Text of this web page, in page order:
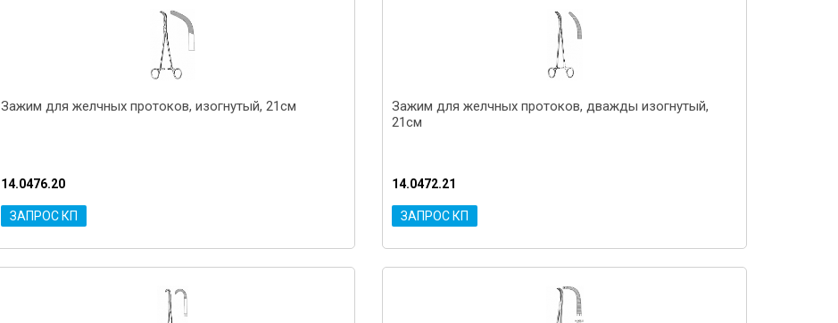
Зажим для желчных протоков, изогнутый, 21см
14.0476.20
ЗАПРОС КП
Зажим для желчных протоков, дважды изогнутый,
21см
14.0472.21
ЗАПРОС КП